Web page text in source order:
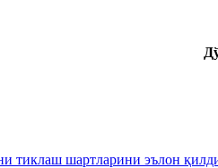
тиклаш шартларини эълон